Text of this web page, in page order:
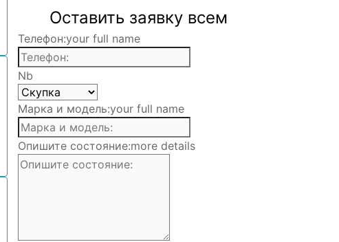
Оставить заявку всем
Телефон:your full name
Nb
Марка и модель:your full name
Опишите состояние:more details